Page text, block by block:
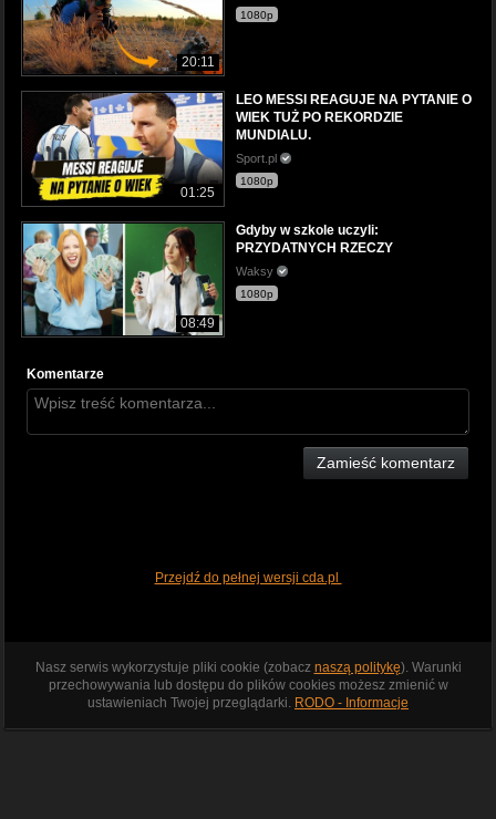
20:11
1080p
01:25
LEO MESSI REAGUJE NA PYTANIE O
WIEK TUŻ PO REKORDZIE
MUNDIALU.
Sport.pl
1080p
08:49
Gdyby w szkole uczyli:
PRZYDATNYCH RZECZY
Waksy
1080p
Komentarze
Zamieść komentarz
Przejdź do pełnej wersji cda.pl
Nasz serwis wykorzystuje pliki cookie (zobacz naszą politykę). Warunki
przechowywania lub dostępu do plików cookies możesz zmienić w
ustawieniach Twojej przeglądarki. RODO - Informacje